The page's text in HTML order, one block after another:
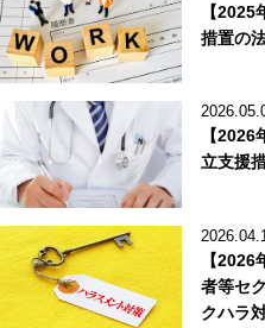
【
措置の
【
立支援
【
者等セ
クハラ